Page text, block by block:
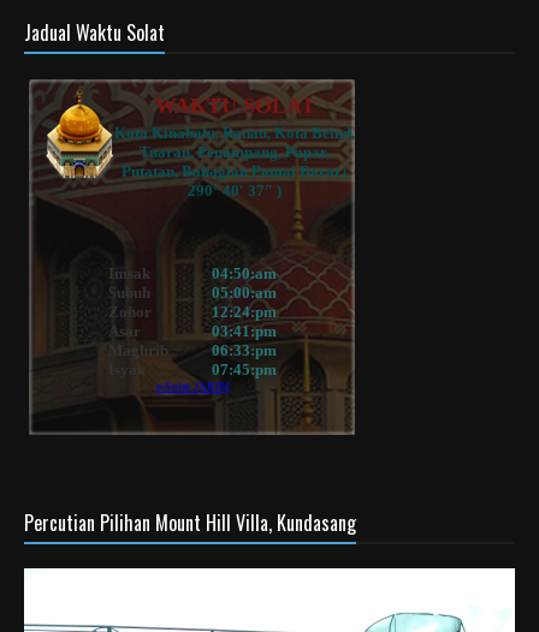
Jadual Waktu Solat
Percutian Pilihan Mount Hill Villa, Kundasang